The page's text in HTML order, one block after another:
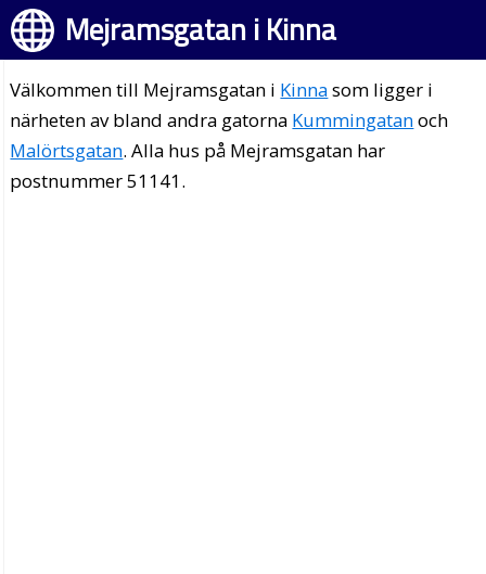
Mejramsgatan i Kinna
Välkommen till Mejramsgatan i Kinnasom ligger i
närheten av bland andra gatorna Kummingatanoch
Malörtsgatan. Alla hus på Mejramsgatan har
postnummer 51141.